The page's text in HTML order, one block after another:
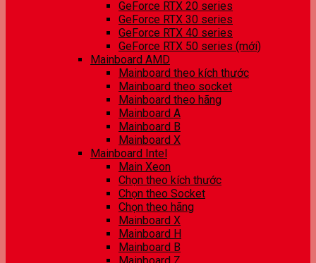
GeForce RTX 20 series
GeForce RTX 30 series
GeForce RTX 40 series
GeForce RTX 50 series (mới)
Mainboard AMD
Mainboard theo kích thước
Mainboard theo socket
Mainboard theo hãng
Mainboard A
Mainboard B
Mainboard X
Mainboard Intel
Main Xeon
Chọn theo kích thước
Chọn theo Socket
Chọn theo hãng
Mainboard X
Mainboard H
Mainboard B